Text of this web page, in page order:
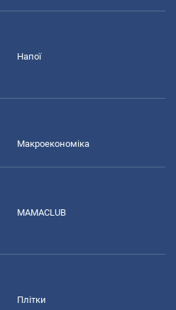
Напої
Макроекономіка
MAMACLUB
Плітки